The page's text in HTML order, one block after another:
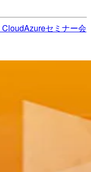
Azureセミナー会